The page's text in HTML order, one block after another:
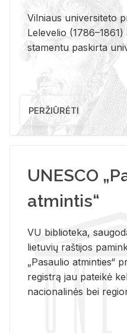
Vil­niaus uni­ver­si­te­to
Le­le­ve­lio
sta­men­tu pa­skir­ta
PERŽIŪRĖTI
UNESCO
atmintis“
VU biblioteka,
lietuvių raštijos
„Pasaulio atminties“
registrą jau pateikė
nacionalinės bei